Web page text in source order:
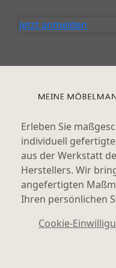
Jetzt anmelden
Erleben Sie
individuell
aus der Werkstatt
Herstellers. Wir
angefertigten
Ihren persönlichen
Cookie-